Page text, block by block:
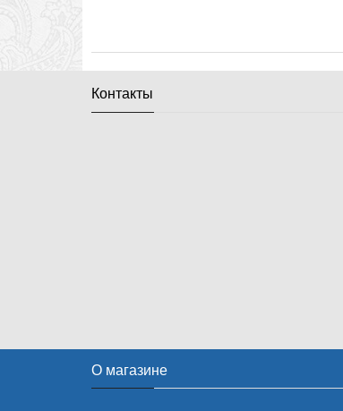
Контакты
О магазине